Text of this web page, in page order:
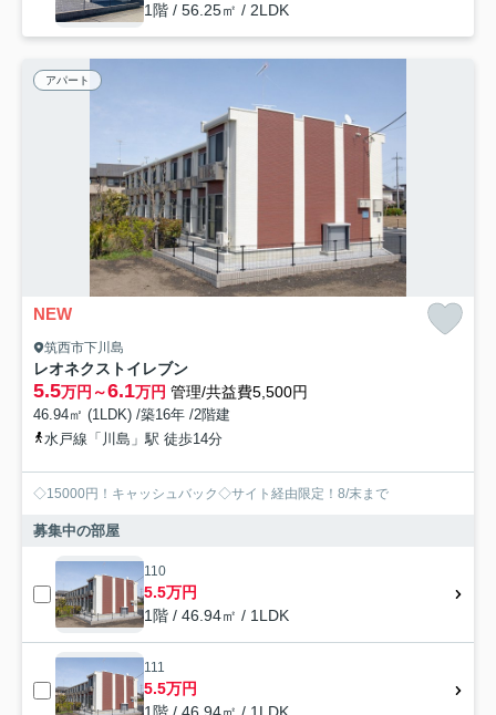
1階 / 56.25㎡ / 2LDK
アパート
NEW
筑西市下川島
レオネクストイレブン
5.5万円～6.1万円 管理/共益費5,500円
46.94㎡ (1LDK) /築16年 /2階建
水戸線「川島」駅 徒歩14分
◇15000円！キャッシュバック◇サイト経由限定！8/末まで
募集中の部屋
110
5.5万円
1階 / 46.94㎡ / 1LDK
111
5.5万円